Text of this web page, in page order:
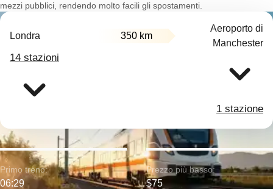
mezzi pubblici, rendendo molto facili gli spostamenti.
Londra 350 km
Aeroporto di
Manchester
14 stazioni
1 stazione
Primo treno:
06:29
Prezzo più basso:
$75